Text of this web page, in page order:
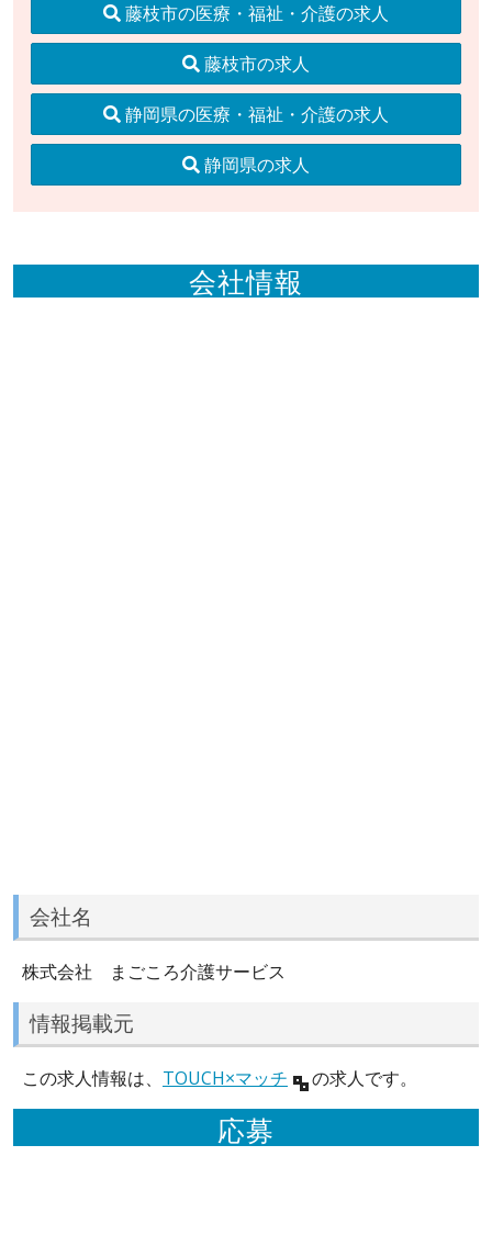
藤枝市の医療・福祉・介護の求人
藤枝市の求人
静岡県の医療・福祉・介護の求人
静岡県の求人
会社情報
会社名
株式会社 まごころ介護サービス
情報掲載元
この求人情報は、 TOUCH×マッチ の求人です。
応募